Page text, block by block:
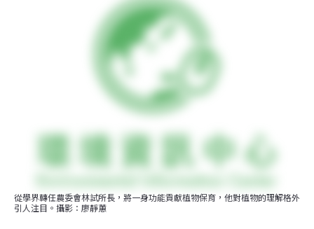
從學界轉任農委會林試所長，將一身功能貢獻植物保育，他對植物的理解格外
引人注目。攝影：廖靜蕙